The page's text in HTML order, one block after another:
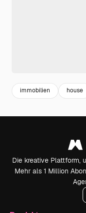
immobilien house
Die kreative Plattform,
Mehr als 1 Million